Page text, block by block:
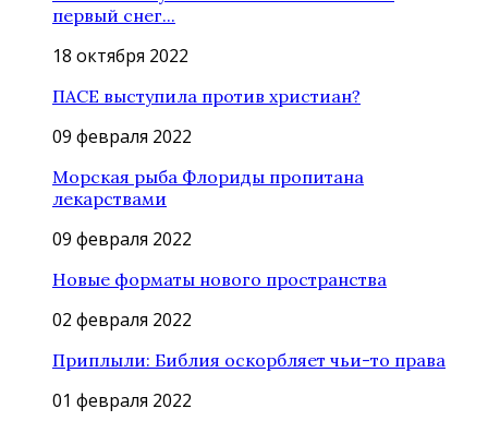
первый снег...
18 октября 2022
ПАСЕ выступила против христиан?
09 февраля 2022
Морская рыба Флориды пропитана
лекарствами
09 февраля 2022
Новые форматы нового пространства
02 февраля 2022
Приплыли: Библия оскорбляет чьи-то права
01 февраля 2022